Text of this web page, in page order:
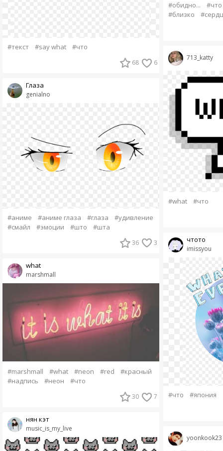
#текст #say what #что
68 6
genialno
Глаза
#аниме #аниме глаза #глаза
#удивление
#смайл
#эмоции #што #шта
36 3
marshmall
what
#marshmall #what #neon #red
#красный
#надпись
#неон #что
30 7
music_is_my_live
нян кэт
#обидно...
#что
#близко
713_katty
#what #что
imissyou
чтото
#что #япония
yoonkook23